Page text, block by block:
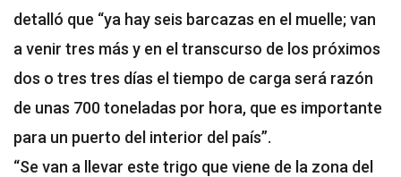
detalló que “ya hay seis barcazas en el muelle; van
a venir tres más y en el transcurso de los próximos
dos o tres tres días el tiempo de carga será razón
de unas 700 toneladas por hora, que es importante
para un puerto del interior del país”.
“Se van a llevar este trigo que viene de la zona del